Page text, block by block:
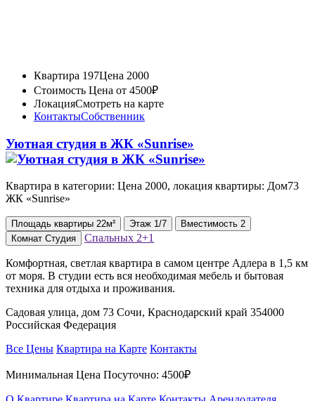
Квартира 197Цена 2000
Стоимость Цена от 4500₽
ЛокацияСмотреть на карте
КонтактыСобственник
Уютная студия в ЖК «Sunrise»
Квартира в категории: Цена 2000, локация квартиры: Дом73
ЖК «Sunrise»
Площадь квартиры 22м² Этаж 1/7 Вместимость 2
Комнат Студия Спальных 2+1
Комфортная, светлая квартира в самом центре Адлера в 1,5 км
от моря. В студии есть вся необходимая мебель и бытовая
техника для отдыха и проживания.
Садовая улица, дом 73 Сочи, Краснодарский край 354000
Российская Федерация
Все Цены Квартира на Карте Контакты
Минимальная Цена Посуточно: 4500₽